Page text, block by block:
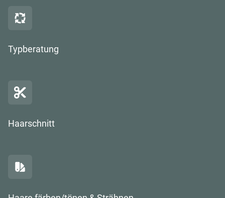
Typberatung
Haarschnitt